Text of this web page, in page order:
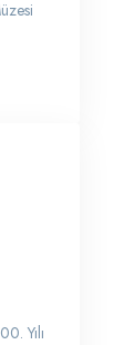
Yılı